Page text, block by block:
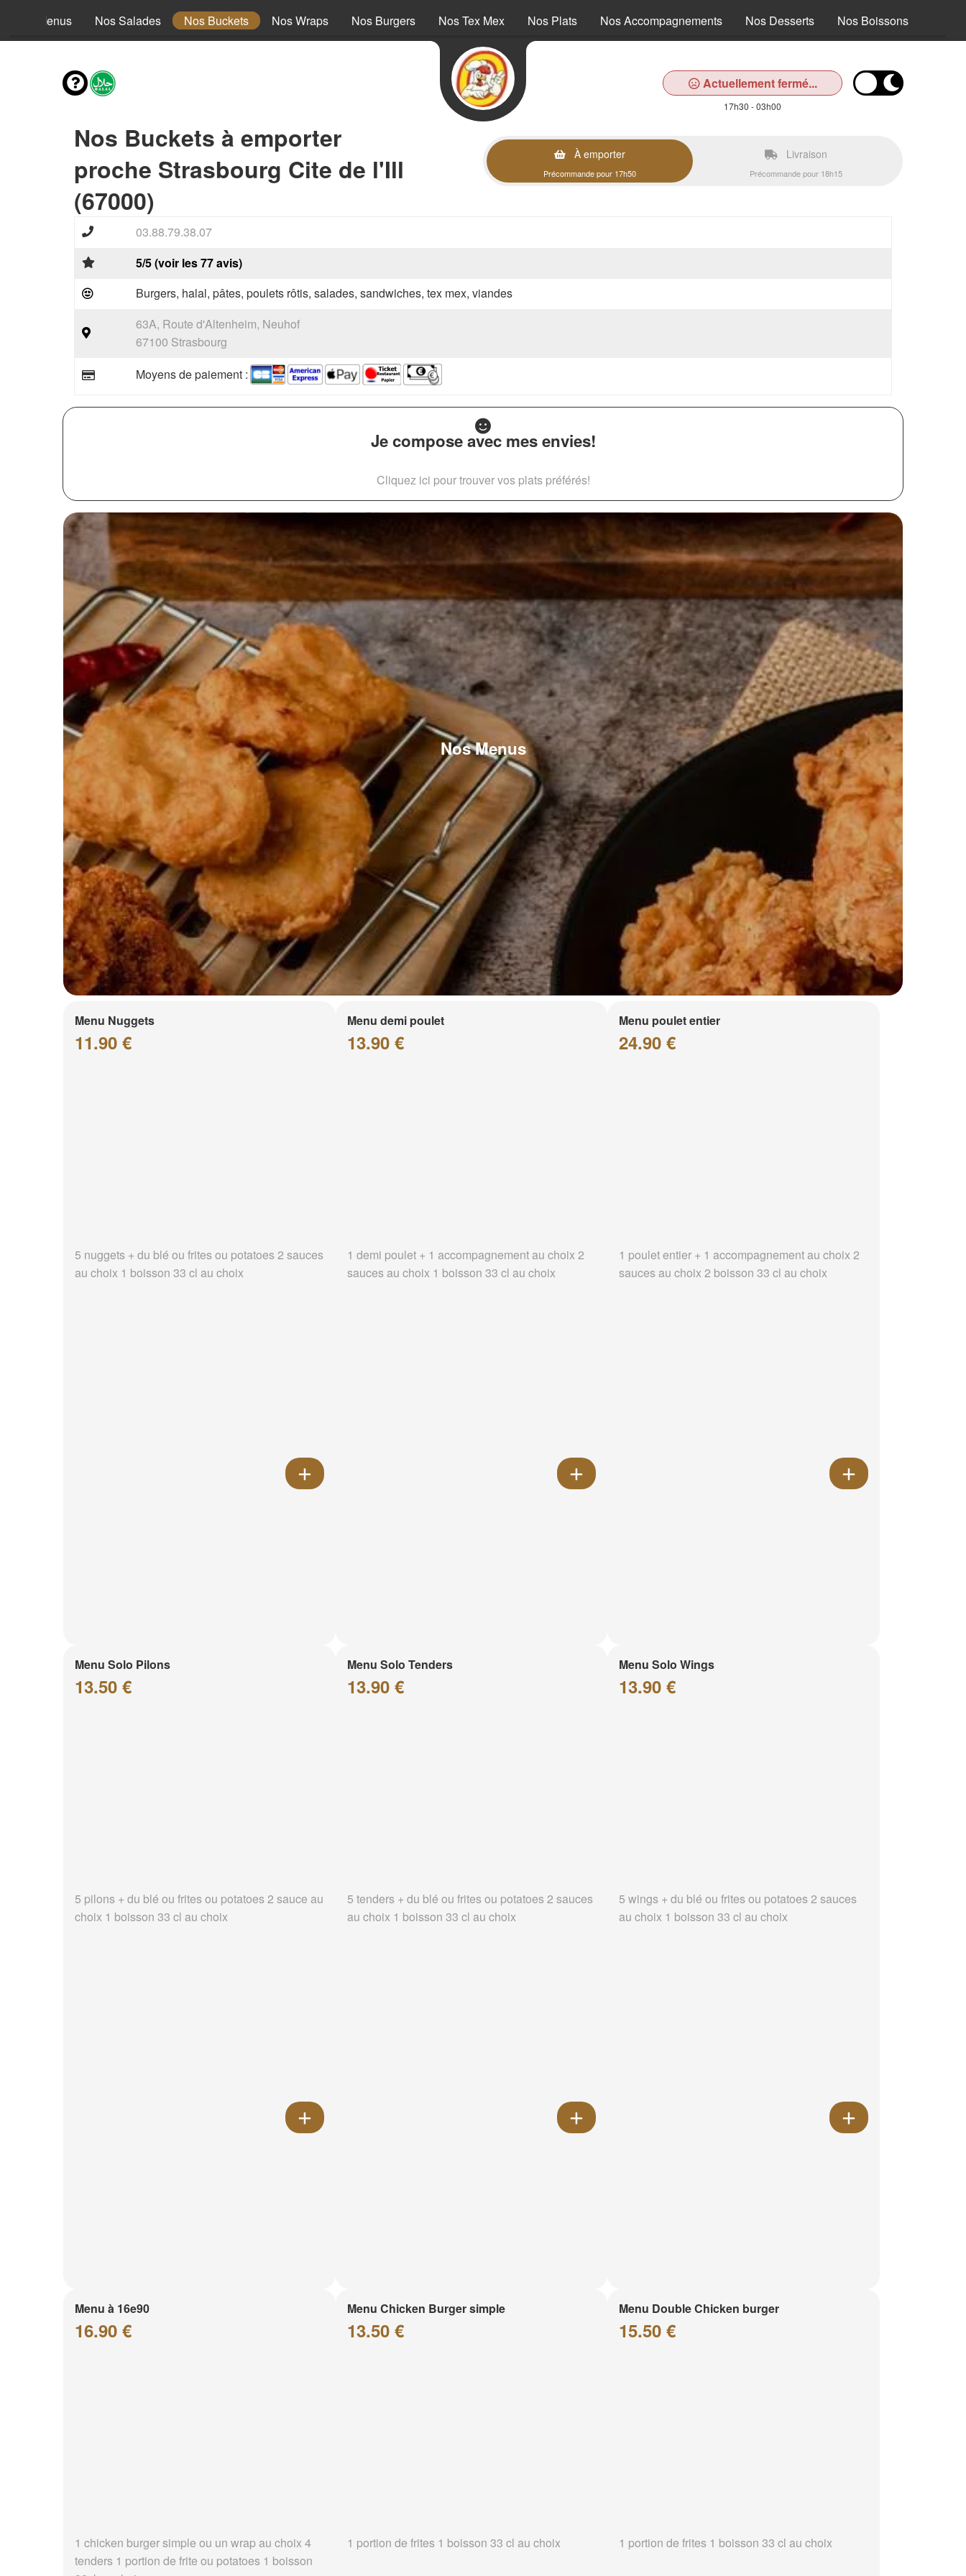
Nos Menus Nos Salades Nos Buckets Nos Wraps Nos Burgers Nos Tex Mex Nos Plats Nos Accompagnements Nos Desserts Nos Boissons
Actuellement fermé...
17h30 - 03h00
Nos Buckets à emporter
proche Strasbourg Cite de l'Ill
(67000)
À emporter
Précommande pour 17h50
Livraison
Précommande pour 18h15
03.88.79.38.07
5/5 (voir les 77 avis)
Burgers, halal, pâtes, poulets rôtis, salades, sandwiches, tex mex, viandes
63A, Route d'Altenheim, Neuhof
67100 Strasbourg
Moyens de paiement :
Je compose avec mes envies!
Cliquez ici pour trouver vos plats préférés!
Nos Menus
Menu Nuggets
11.90 €
5 nuggets + du blé ou frites ou potatoes 2 sauces
au choix 1 boisson 33 cl au choix
Menu demi poulet
13.90 €
1 demi poulet + 1 accompagnement au choix 2
sauces au choix 1 boisson 33 cl au choix
Menu poulet entier
24.90 €
1 poulet entier + 1 accompagnement au choix 2
sauces au choix 2 boisson 33 cl au choix
Menu Solo Pilons
13.50 €
5 pilons + du blé ou frites ou potatoes 2 sauce au
choix 1 boisson 33 cl au choix
Menu Solo Tenders
13.90 €
5 tenders + du blé ou frites ou potatoes 2 sauces
au choix 1 boisson 33 cl au choix
Menu Solo Wings
13.90 €
5 wings + du blé ou frites ou potatoes 2 sauces
au choix 1 boisson 33 cl au choix
Menu à 16e90
16.90 €
1 chicken burger simple ou un wrap au choix 4
tenders 1 portion de frite ou potatoes 1 boisson
Menu Chicken Burger simple
13.50 €
1 portion de frites 1 boisson 33 cl au choix
Menu Double Chicken burger
15.50 €
1 portion de frites 1 boisson 33 cl au choix